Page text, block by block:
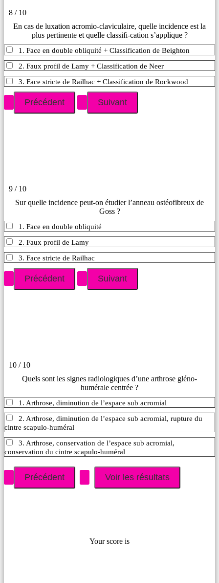
8 / 10
En cas de luxation acromio-claviculaire, quelle incidence est la
plus pertinente et quelle classifi-cation s’applique ?
1. Face en double obliquité + Classification de Beighton
2. Faux profil de Lamy + Classification de Neer
3. Face stricte de Railhac + Classification de Rockwood
9 / 10
Sur quelle incidence peut-on étudier l’anneau ostéofibreux de
Goss ?
1. Face en double obliquité
2. Faux profil de Lamy
3. Face stricte de Railhac
10 / 10
Quels sont les signes radiologiques d’une arthrose gléno-
humérale centrée ?
1. Arthrose, diminution de l’espace sub acromial
2. Arthrose, diminution de l’espace sub acromial, rupture du
cintre scapulo-huméral
3. Arthrose, conservation de l’espace sub acromial,
conservation du cintre scapulo-huméral
Your score is